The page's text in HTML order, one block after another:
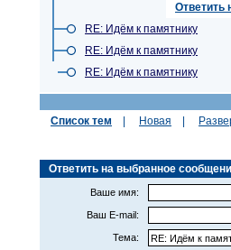
Ответить
RE: Идём к памятнику
RE: Идём к памятнику
RE: Идём к памятнику
Список тем Новая
Ответить на выбранное
Ваше имя:
Ваш E-mail:
Тема: